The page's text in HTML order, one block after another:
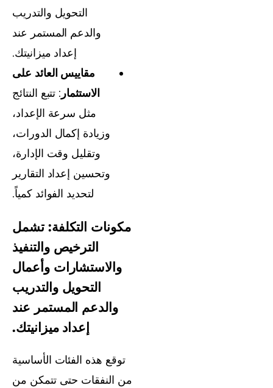
التحويل والتدريب
والدعم المستمر عند
إعداد ميزانيتك.
مقاييس العائد على
الاستثمار : تتبع النتائج
مثل سرعة الإعداد،
وزيادة إكمال الدورات،
وتقليل وقت الإدارة،
وتحسين إعداد التقارير
لتحديد الفوائد كمياً.
مكونات التكلفة: تشمل
الترخيص والتنفيذ
والاستشارات وأعمال
التحويل والتدريب
والدعم المستمر عند
إعداد ميزانيتك.
توقع هذه الفئات الأساسية
من النفقات حتى تتمكن من